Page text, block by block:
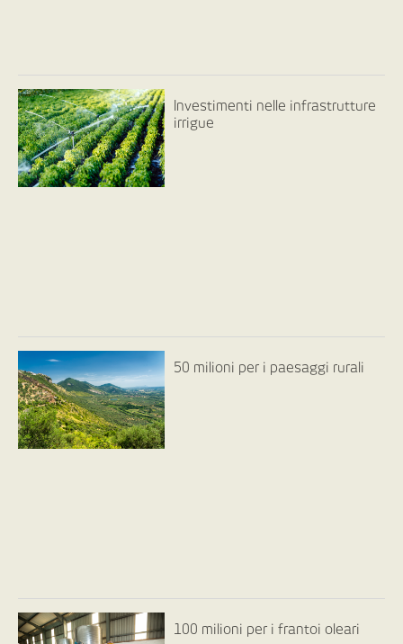
Investimenti nelle infrastrutture
irrigue
50 milioni per i paesaggi rurali
100 milioni per i frantoi oleari